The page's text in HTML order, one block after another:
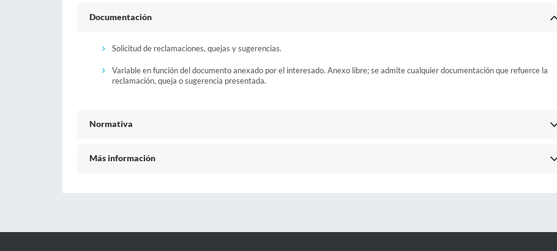
Documentación
Solicitud de reclamaciones, quejas y sugerencias.
Variable en función del documento anexado por el interesado. Anexo libre; se admite cualquier documentación que refuerce la
reclamación, queja o sugerencia presentada.
Normativa
Más información